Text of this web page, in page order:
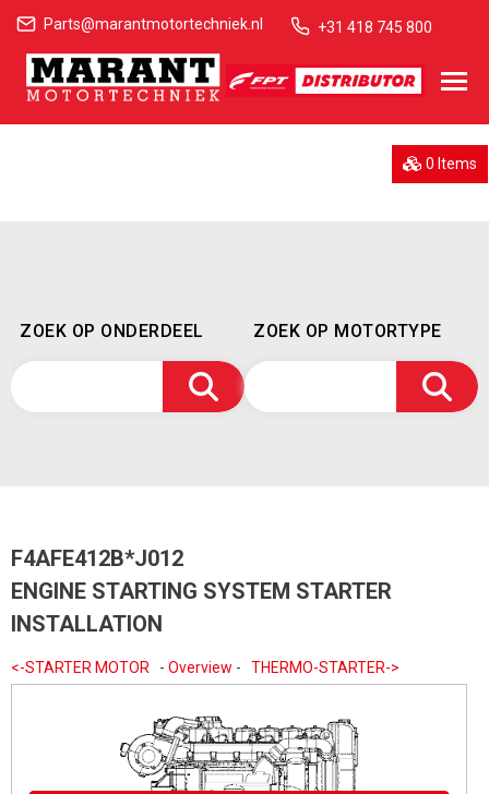
Parts@marantmotortechniek.nl +31 418 745 800
0 Items
ZOEK OP ONDERDEEL ZOEK OP MOTORTYPE
F4AFE412B*J012
ENGINE STARTING SYSTEM STARTER
INSTALLATION
<-STARTER MOTOR - Overview - THERMO-STARTER->